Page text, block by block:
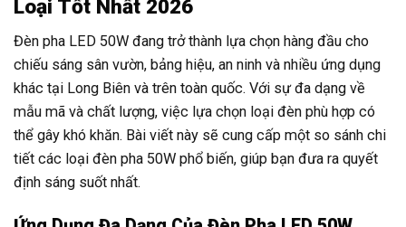
Loại Tốt Nhất 2026
Đèn pha LED 50W đang trở thành lựa chọn hàng đầu cho
chiếu sáng sân vườn, bảng hiệu, an ninh và nhiều ứng dụng
khác tại Long Biên và trên toàn quốc. Với sự đa dạng về
mẫu mã và chất lượng, việc lựa chọn loại đèn phù hợp có
thể gây khó khăn. Bài viết này sẽ cung cấp một so sánh chi
tiết các loại đèn pha 50W phổ biến, giúp bạn đưa ra quyết
định sáng suốt nhất.